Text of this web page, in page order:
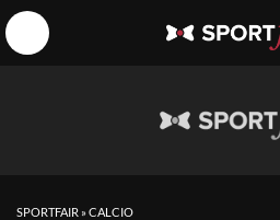
SPORTFAIR »CALCIO